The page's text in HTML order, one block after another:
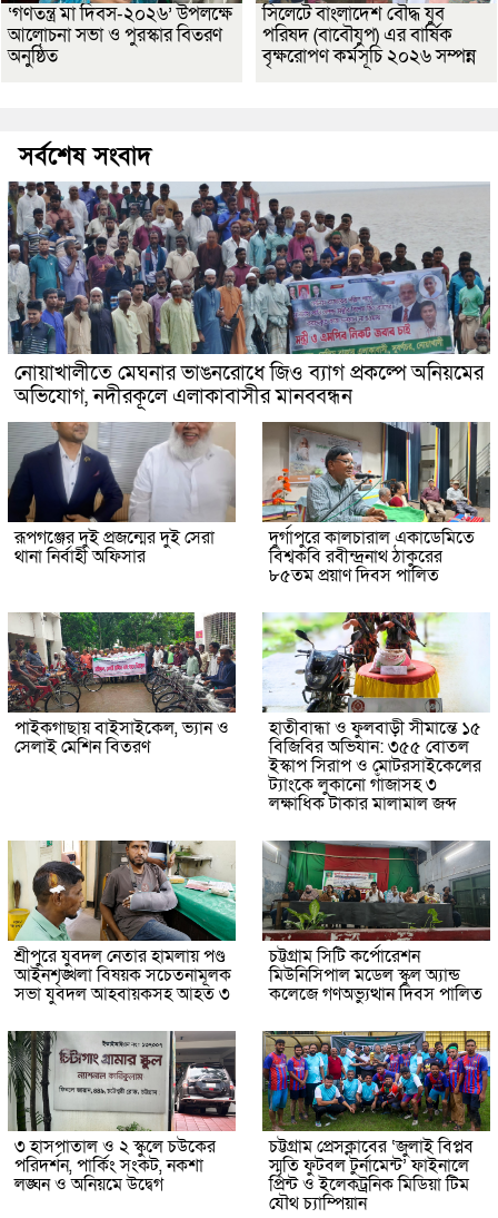
‘গণতন্ত্র মা দিবস-২০২৬’ উপলক্ষে
আলোচনা সভা ও পুরস্কার বিতরণ
অনুষ্ঠিত
সিলেটে বাংলাদেশ বৌদ্ধ যুব
পরিষদ (বাবৌযুপ) এর বার্ষিক
বৃক্ষরোপণ কর্মসূচি ২০২৬ সম্পন্ন
সর্বশেষ সংবাদ
নোয়াখালীতে মেঘনার ভাঙনরোধে জিও ব্যাগ প্রকল্পে অনিয়মের
অভিযোগ, নদীরকূলে এলাকাবাসীর মানববন্ধন
রূপগঞ্জের দুই প্রজন্মের দুই সেরা
থানা নির্বাহী অফিসার
দুর্গাপুরে কালচারাল একাডেমিতে
বিশ্বকবি রবীন্দ্রনাথ ঠাকুরের
৮৫তম প্রয়াণ দিবস পালিত
পাইকগাছায় বাইসাইকেল, ভ্যান ও
সেলাই মেশিন বিতরণ
হাতীবান্ধা ও ফুলবাড়ী সীমান্তে ১৫
বিজিবির অভিযান: ৩৫৫ বোতল
ইস্কাপ সিরাপ ও মোটরসাইকেলের
ট্যাংকে লুকানো গাঁজাসহ ৩
লক্ষাধিক টাকার মালামাল জব্দ
শ্রীপুরে যুবদল নেতার হামলায় পণ্ড
আইনশৃঙ্খলা বিষয়ক সচেতনামূলক
সভা যুবদল আহবায়কসহ আহত ৩
চট্টগ্রাম সিটি কর্পোরেশন
মিউনিসিপাল মডেল স্কুল অ্যান্ড
কলেজে গণঅভ্যুত্থান দিবস পালিত
৩ হাসপাতাল ও ২ স্কুলে চউকের
পরিদর্শন, পার্কিং সংকট, নকশা
লঙ্ঘন ও অনিয়মে উদ্বেগ
চট্টগ্রাম প্রেসক্লাবের ‘জুলাই বিপ্লব
স্মৃতি ফুটবল টুর্নামেন্ট’ ফাইনালে
প্রিন্ট ও ইলেকট্রনিক মিডিয়া টিম
যৌথ চ্যাম্পিয়ান